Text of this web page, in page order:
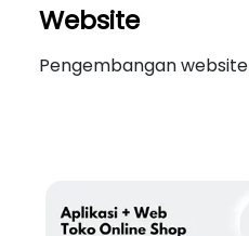
Website
Pengembangan